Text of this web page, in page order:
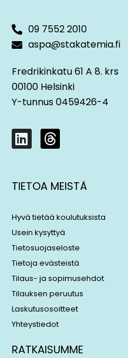
09 7552 2010
aspa@stakatemia.fi
Fredrikinkatu 61 A 8. krs
00100 Helsinki
Y-tunnus 0459426-4
L
i
k
e
i
n
T
h
e
a
s
TIETOA MEISTÄ
Hyvä tietää koulutuksista
Usein kysyttyä
Tietosuojaseloste
Tietoja evästeistä
Tilaus- ja sopimusehdot
Tilauksen peruutus
Laskutusosoitteet
Yhteystiedot
RATKAISUMME